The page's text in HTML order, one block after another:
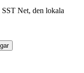
Net, den lokala